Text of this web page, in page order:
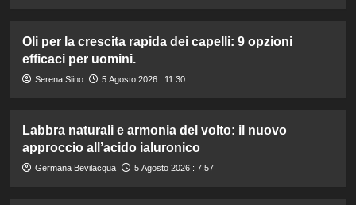
Oli per la crescita rapida dei capelli: 9 opzioni
efficaci per uomini.
Serena Siino 5 Agosto 2026 : 11:30
Labbra naturali e armonia del volto: il nuovo
approccio all’acido ialuronico
Germana Bevilacqua 5 Agosto 2026 : 7:57